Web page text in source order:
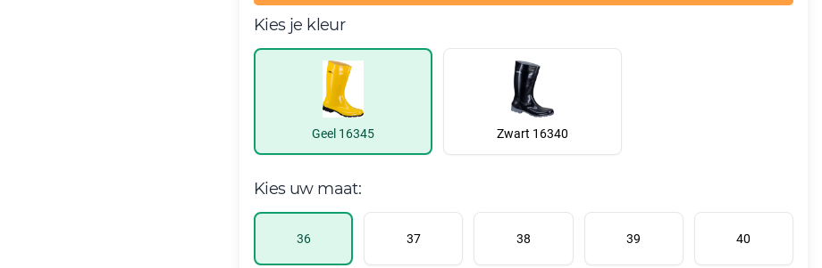
Kies je kleur
Geel 16345 Zwart 16340
Kies uw maat:
36 37 38 39 40